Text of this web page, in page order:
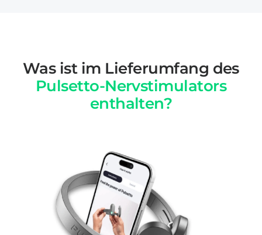
Was ist im Lieferumfang des
Pulsetto-Nervstimulators
enthalten?